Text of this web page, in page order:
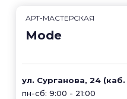
АРТ-МАСТЕРСКАЯ
Mode
ул. Сурганова, 24
пн-сб: 9:00 - 21:00